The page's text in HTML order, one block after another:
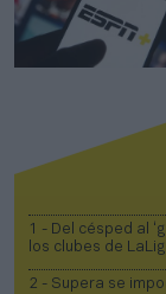
1 - Del césped al
los clubes de
2 - Supera se